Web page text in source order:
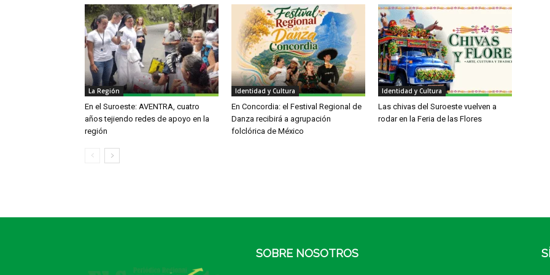
La Región
En el Suroeste: AVENTRA, cuatro
años tejiendo redes de apoyo en la
región
Identidad y Cultura
En Concordia: el Festival Regional de
Danza recibirá a agrupación
folclórica de México
Identidad y Cultura
Las chivas del Suroeste vuelven a
rodar en la Feria de las Flores
SOBRE NOSOTROS